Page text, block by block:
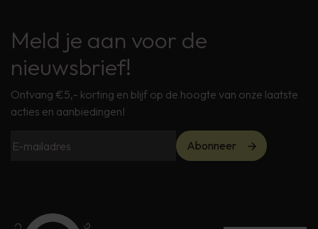
Meld je aan voor de
nieuwsbrief!
Ontvang €5,- korting en blijf op de hoogte van onze laatste
acties en aanbiedingen!
Abonneer